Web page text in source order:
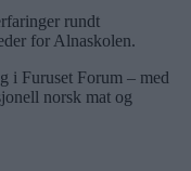
rundt
for Alnaskolen.
i Furuset Forum – med
norsk mat og